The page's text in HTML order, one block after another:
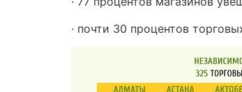
· почти 30 процентов